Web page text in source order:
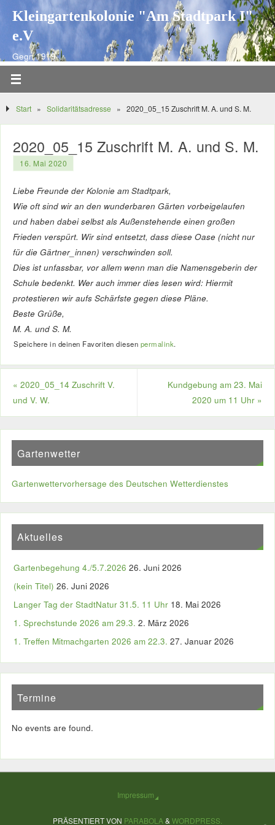
Kleingartenkolonie "Am Stadtpark I"
e.V
Gegr. 1919
Start » Solidaritätsadresse » 2020_05_15 Zuschrift M. A. und S. M.
2020_05_15 Zuschrift M. A. und S. M.
16. Mai 2020
Liebe Freunde der Kolonie am Stadtpark,
Wie oft sind wir an den wunderbaren Gärten vorbeigelaufen
und haben dabei selbst als Außenstehende einen großen
Frieden verspürt. Wir sind entsetzt, dass diese Oase (nicht nur
für die Gärtner_innen) verschwinden soll.
Dies ist unfassbar, vor allem wenn man die Namensgeberin der
Schule bedenkt. Wer auch immer dies lesen wird: Hiermit
protestieren wir aufs Schärfste gegen diese Pläne.
Beste Grüße,
M. A. und S. M.
Speichere in deinen Favoriten diesen permalink.
« 2020_05_14 Zuschrift V.
und V. W.
Kundgebung am 23. Mai
2020 um 11 Uhr »
Gartenwetter
Gartenwettervorhersage des Deutschen Wetterdienstes
Aktuelles
Gartenbegehung 4./5.7.2026 26. Juni 2026
(kein Titel) 26. Juni 2026
Langer Tag der StadtNatur 31.5. 11 Uhr 18. Mai 2026
1. Sprechstunde 2026 am 29.3. 2. März 2026
1. Treffen Mitmachgarten 2026 am 22.3. 27. Januar 2026
Termine
No events are found.
Impressum
PRÄSENTIERT VON PARABOLA & WORDPRESS.